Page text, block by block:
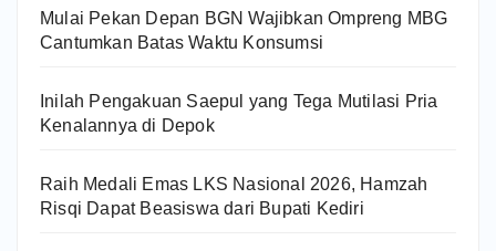
Mulai Pekan Depan BGN Wajibkan Ompreng MBG
Cantumkan Batas Waktu Konsumsi
Inilah Pengakuan Saepul yang Tega Mutilasi Pria
Kenalannya di Depok
Raih Medali Emas LKS Nasional 2026, Hamzah
Risqi Dapat Beasiswa dari Bupati Kediri